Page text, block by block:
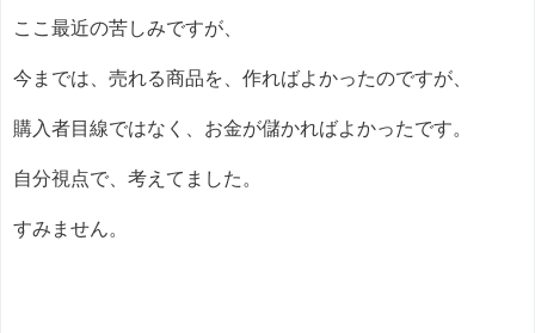
ここ最近の苦しみですが、
今までは、売れる商品を、作ればよかったのですが、
購入者目線ではなく、お金が儲かればよかったです。
自分視点で、考えてました。
すみません。